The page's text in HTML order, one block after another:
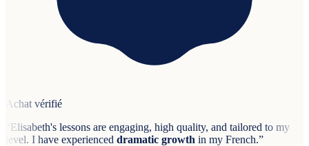
Achat vérifié
Elisabeth's lessons are engaging, high quality, and tailored to my
level. I have experienced dramatic growth in my French.”